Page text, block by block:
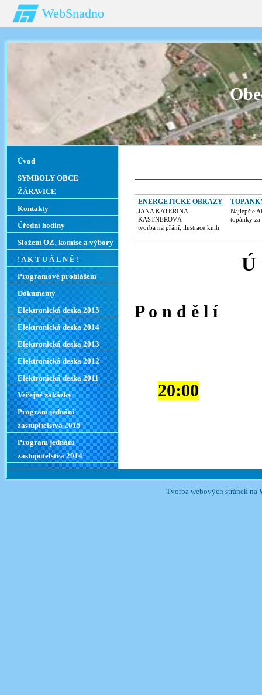
WebSnadno
ENERGETICKÉ OBRAZY
JANA KATEŘINA
KASTNEROVÁ
tvorba na přání, ilustrace knih
Najlepšie
topánky za
P o n d ě l í
20:00
Úvod
SYMBOLY OBCE
ŽÁRAVICE
Kontakty
Úřední hodiny
Složení OZ‚ komise a výbory
! A K T U Á L N Ě !
Programové prohlášení
Dokumenty
Elektronická deska 2015
Elektronická deska 2014
Elektronická deska 2013
Elektronická deska 2012
Elektronická deska 2011
Veřejné zakázky
Program jednání
zastupitelstva 2015
Program jednání
zastuputelstva 2014
Tvorba webových stránek na